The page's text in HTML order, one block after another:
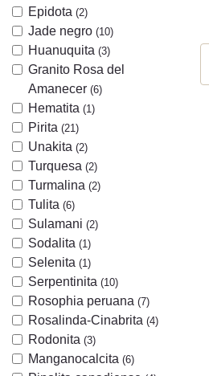
Epidota (2)
Jade negro (10)
Huanuquita (3)
Granito Rosa del
Amanecer (6)
Hematita (1)
Pirita (21)
Unakita (2)
Turquesa (2)
Turmalina (2)
Tulita (6)
Sulamani (2)
Sodalita (1)
Selenita (1)
Serpentinita (10)
Rosophia peruana (7)
Rosalinda-Cinabrita (4)
Rodonita (3)
Manganocalcita (6)